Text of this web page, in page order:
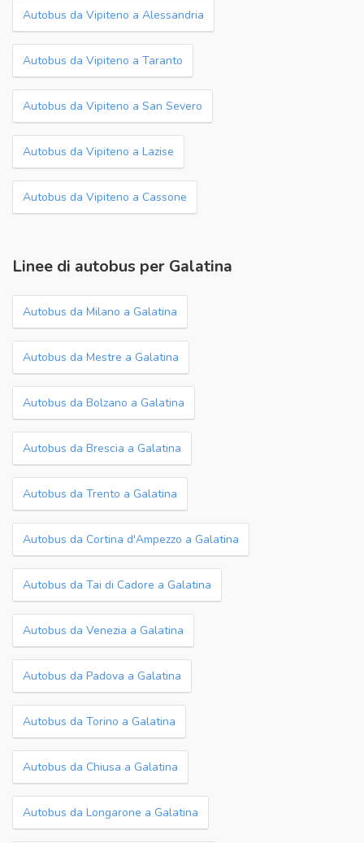
Autobus da Vipiteno a Alessandria
Autobus da Vipiteno a Taranto
Autobus da Vipiteno a San Severo
Autobus da Vipiteno a Lazise
Autobus da Vipiteno a Cassone
Linee di autobus per Galatina
Autobus da Milano a Galatina
Autobus da Mestre a Galatina
Autobus da Bolzano a Galatina
Autobus da Brescia a Galatina
Autobus da Trento a Galatina
Autobus da Cortina d'Ampezzo a Galatina
Autobus da Tai di Cadore a Galatina
Autobus da Venezia a Galatina
Autobus da Padova a Galatina
Autobus da Torino a Galatina
Autobus da Chiusa a Galatina
Autobus da Longarone a Galatina